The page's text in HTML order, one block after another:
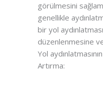
görülmesini
genellikle
bir yol
düzenlenmesine
Yol
Artırma: